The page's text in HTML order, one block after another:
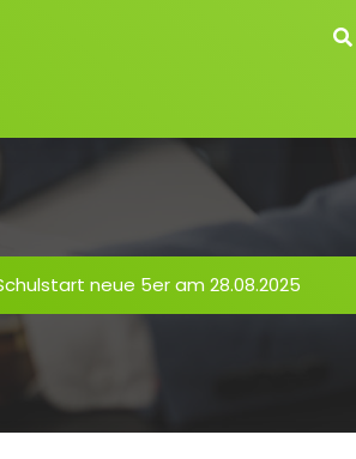
neue 5er am 28.08.2025